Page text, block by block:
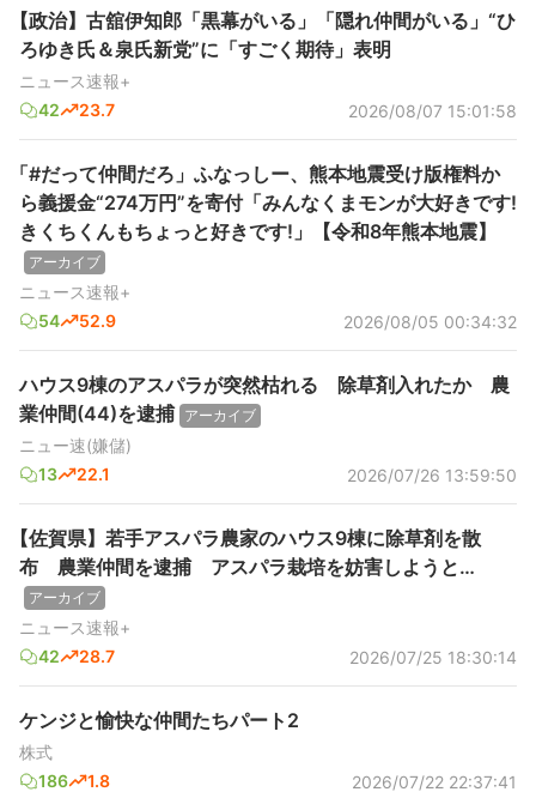
【政治】古舘伊知郎「黒幕がいる」「隠れ仲間がいる」“ひ
ろゆき氏＆泉氏新党”に「すごく期待」表明
ニュース速報+
42
23.7 2026/08/07 15:01:58
「#だって仲間だろ」ふなっしー、熊本地震受け版権料か
ら義援金“274万円”を寄付「みんなくまモンが大好きです!
きくちくんもちょっと好きです!」【令和8年熊本地震】
アーカイブ
ニュース速報+
54
52.9 2026/08/05 00:34:32
ハウス9棟のアスパラが突然枯れる 除草剤入れたか 農
業仲間(44)を逮捕 アーカイブ
ニュー速(嫌儲)
13
22.1 2026/07/26 13:59:50
【佐賀県】若手アスパラ農家のハウス9棟に除草剤を散
布 農業仲間を逮捕 アスパラ栽培を妨害しようと…
アーカイブ
ニュース速報+
42
28.7 2026/07/25 18:30:14
ケンジと愉快な仲間たちパート2
株式
186
1.8 2026/07/22 22:37:41